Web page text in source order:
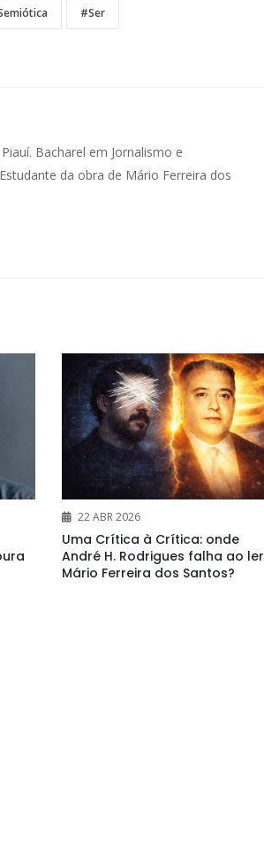
#Ser
Bacharel em Jornalismo e
da obra de Mário Ferreira dos
22 ABR 2026
Uma Crítica à Crítica: onde
André H. Rodrigues falha ao ler
Mário Ferreira dos Santos?